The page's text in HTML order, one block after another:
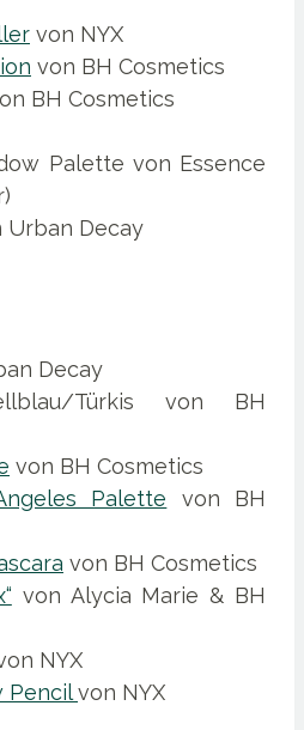
von NYX
von BH Cosmetics
BH Cosmetics
Palette von Essence
Urban Decay
Decay
Türkis von BH
von BH Cosmetics
Palette von BH
von BH Cosmetics
von Alycia Marie & BH
NYX
Pencilvon NYX